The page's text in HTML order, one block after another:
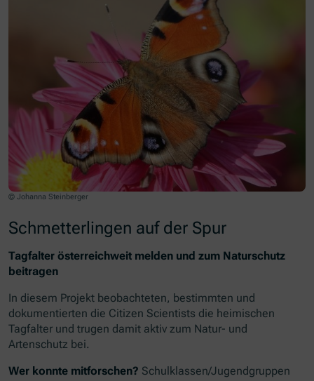
© Johanna Steinberger
Schmetterlingen auf der Spur
Tagfalter österreichweit melden und zum Naturschutz
beitragen
In diesem Projekt beobachteten, bestimmten und
dokumentierten die Citizen Scientists die heimischen
Tagfalter und trugen damit aktiv zum Natur- und
Artenschutz bei.
Wer konnte mitforschen? Schulklassen/Jugendgruppen